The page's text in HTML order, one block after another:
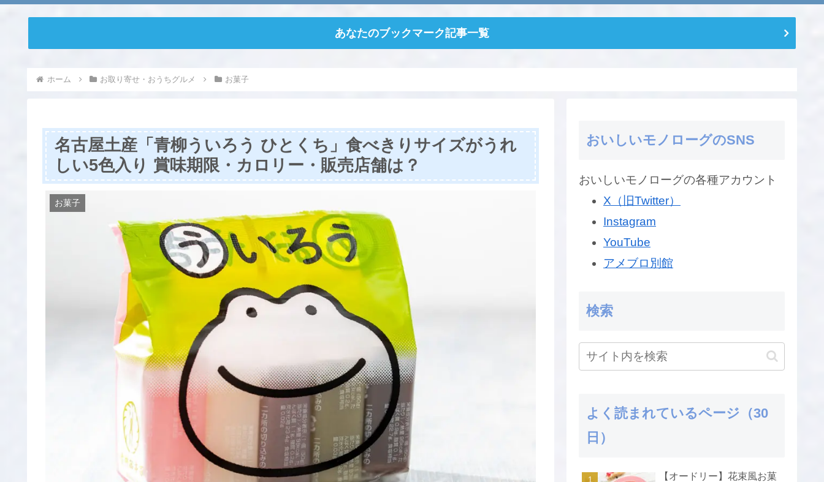
あなたのブックマーク記事一覧
ホーム お取り寄せ・おうちグルメ お菓子
名古屋土産「青柳ういろう ひとくち」食べきりサイズがうれ
しい5色入り 賞味期限・カロリー・販売店舗は？
お菓子
おいしいモノローグのSNS
おいしいモノローグの各種アカウント
X（旧Twitter）
Instagram
YouTube
アメブロ別館
検索
よく読まれているページ（30
日）
【オードリー】花束風お菓